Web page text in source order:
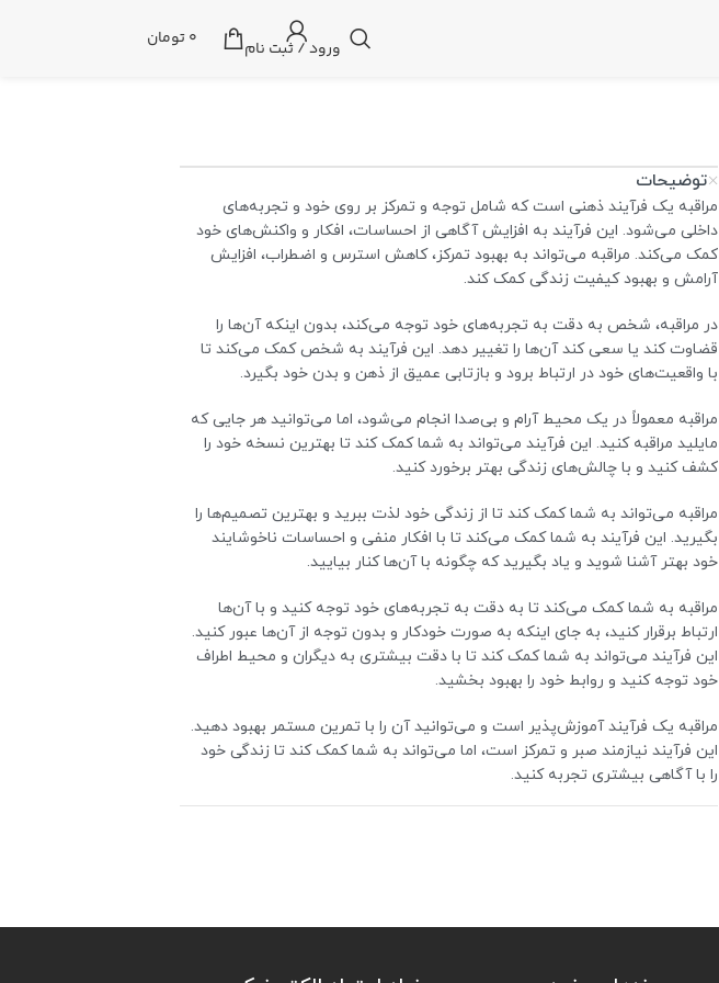
ورود / ثبت نام 0تومان
توضیحات
مراقبه یک فرآیند ذهنی است که شامل توجه و تمرکز بر روی خود و تجربه‌های
داخلی می‌شود. این فرآیند به افزایش آگاهی از احساسات، افکار و واکنش‌های خود
کمک می‌کند. مراقبه می‌تواند به بهبود تمرکز، کاهش استرس و اضطراب، افزایش
آرامش و بهبود کیفیت زندگی کمک کند.
در مراقبه، شخص به دقت به تجربه‌های خود توجه می‌کند، بدون اینکه آن‌ها را
قضاوت کند یا سعی کند آن‌ها را تغییر دهد. این فرآیند به شخص کمک می‌کند تا
با واقعیت‌های خود در ارتباط برود و بازتابی عمیق از ذهن و بدن خود بگیرد.
مراقبه معمولاً در یک محیط آرام و بی‌صدا انجام می‌شود، اما می‌توانید هر جایی که
مایلید مراقبه کنید. این فرآیند می‌تواند به شما کمک کند تا بهترین نسخه خود را
کشف کنید و با چالش‌های زندگی بهتر برخورد کنید.
مراقبه می‌تواند به شما کمک کند تا از زندگی خود لذت ببرید و بهترین تصمیم‌ها را
بگیرید. این فرآیند به شما کمک می‌کند تا با افکار منفی و احساسات ناخوشایند
خود بهتر آشنا شوید و یاد بگیرید که چگونه با آن‌ها کنار بیایید.
مراقبه به شما کمک می‌کند تا به دقت به تجربه‌های خود توجه کنید و با آن‌ها
ارتباط برقرار کنید، به جای اینکه به صورت خودکار و بدون توجه از آن‌ها عبور کنید.
این فرآیند می‌تواند به شما کمک کند تا با دقت بیشتری به دیگران و محیط اطراف
خود توجه کنید و روابط خود را بهبود بخشید.
مراقبه یک فرآیند آموزش‌پذیر است و می‌توانید آن را با تمرین مستمر بهبود دهید.
این فرآیند نیازمند صبر و تمرکز است، اما می‌تواند به شما کمک کند تا زندگی خود
را با آگاهی بیشتری تجربه کنید.